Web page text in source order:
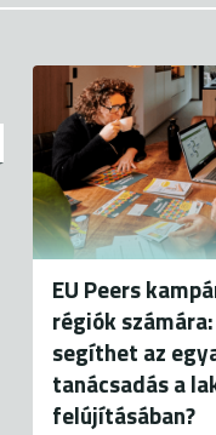
EU Peers
régiók
segíthet az
tanácsadás a
felújításában?